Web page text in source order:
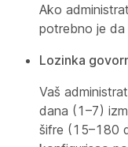
Ako
potrebno je da
Lozinka
Vaš
dana (1–7)
šifre (15–180